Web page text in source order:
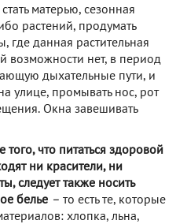
матерью, сезонная
растений, продумать
где данная растительная
возможности нет, в период
дыхательные пути, и
улице, промывать нос, рот
Окна завешивать
что питаться здоровой
ни красители, ни
следует также носить
белье – то есть те, которые
хлопка, льна,